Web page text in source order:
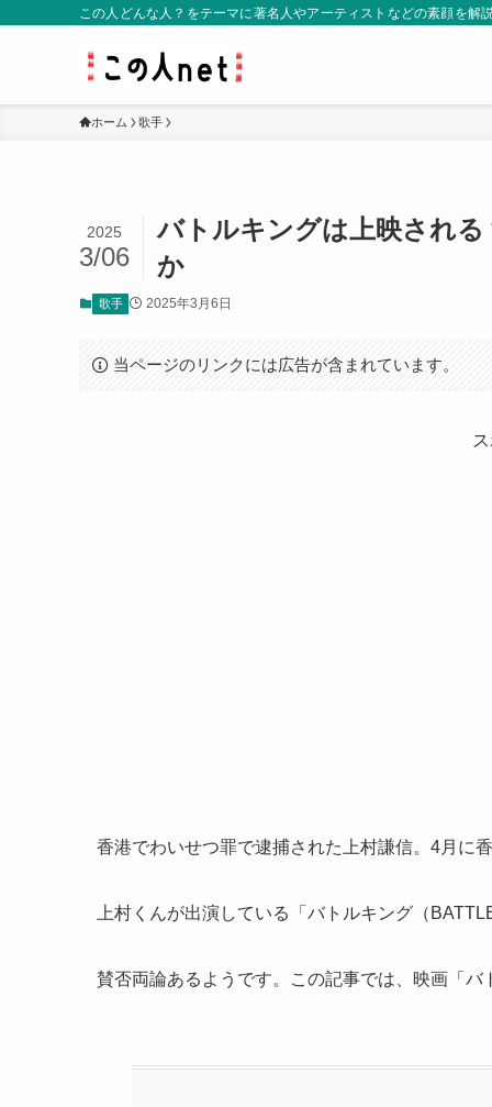
この人どんな人？をテーマに著名人やアーティストなどの素顔を解
ホーム 歌手
バトルキングは上映され
か
2025
3/06
歌手 2025年3月6日
当ページのリンクには広告が含まれています。
香港でわいせつ罪で逮捕された上村謙信。4月に
上村くんが出演している「バトルキング（
賛否両論あるようです。この記事では、映画「